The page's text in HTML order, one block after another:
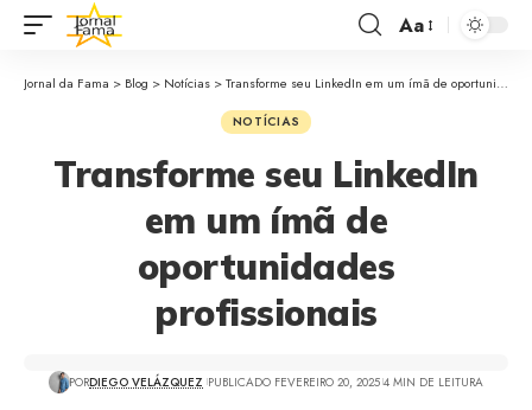
Aa
Jornal da Fama > Blog > Notícias >Transforme seu LinkedIn em um ímã de oportunidades profissionais
NOTÍCIAS
Transforme seu LinkedIn
em um ímã de
oportunidades
profissionais
PORDIEGO VELÁZQUEZ PUBLICADO FEVEREIRO 20, 2025 4 MIN DE LEITURA